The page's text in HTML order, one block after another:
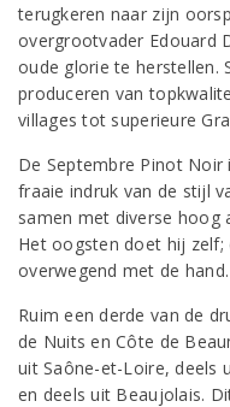
terugkeren naar zijn
overgrootvader Edouard
oude glorie te herstellen.
produceren van
villages tot superieure
De Septembre Pinot Noir
fraaie indruk van de stijl
samen met diverse hoog
Het oogsten doet hij
overwegend met de hand.
Ruim een derde van de
de Nuits en Côte de
uit Saône-et-Loire, deels
en deels uit Beaujolais.